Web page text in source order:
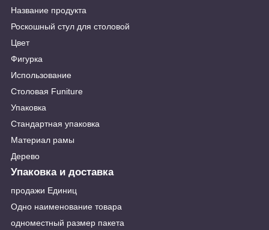
Название продукта
Роскошный стул для столовой
Цвет
Фигурка
Использование
Столовая Funiture
Упаковка
Стандартная упаковка
Материал рамы
Дерево
Упаковка и доставка
продажи Единиц
Одно наименование товара
одноместный размер пакета